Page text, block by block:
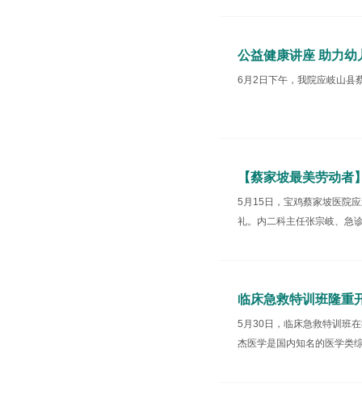
公益健康讲座 助力幼
6月2日下午，我院应岐山县
【蔡家坡最美劳动
5月15日，宝鸡蔡家坡医院
礼。内二科主任张宗岐、急
临床急救特训班隆重
5月30日，临床急救特训班
杰医学是国内知名的医学类